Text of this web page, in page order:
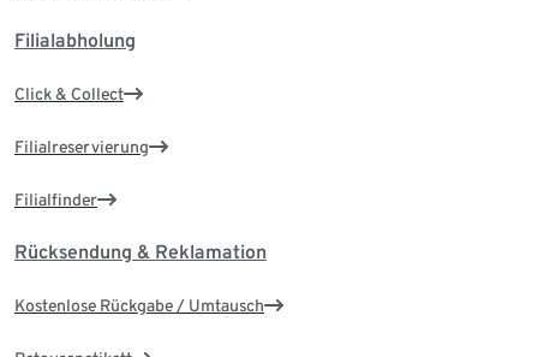
Filialabholung
Click & Collect
Filialreservierung
Filialfinder
Rücksendung & Reklamation
Kostenlose Rückgabe / Umtausch